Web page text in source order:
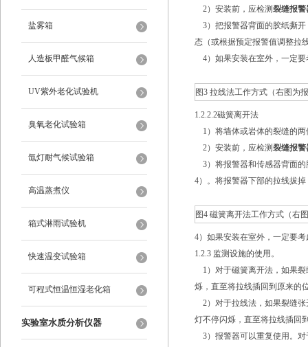
盐雾箱
人造板甲醛气候箱
UV紫外老化试验机
臭氧老化试验箱
氙灯耐气候试验箱
高温蒸煮仪
箱式淋雨试验机
快速温变试验箱
可程式恒温恒湿老化箱
实验室水质分析仪器
2）安装前，应检测裂缝报警
3）把报警器背面的胶纸撕开
态（或根据预定报警值调整拉
4）如果安装在室外，一定要
图3 拉线法工作方式（右图为
1.2.2.2磁簧离开法
1）将墙体或岩体的裂缝的两
2）安装前，应检测裂缝报警
3）将报警器和传感器背面的
4）。将报警器下部的拉线拔
图4 磁簧离开法工作方式（右
4）如果安装在室外，一定要
1.2.3 监测设施的使用。
1）对于磁簧离开法，如果裂
烁，直至将拉线插回到原来的
2）对于拉线法，如果裂缝张
灯不停闪烁，直至将拉线插回
3）报警器可以重复使用。对